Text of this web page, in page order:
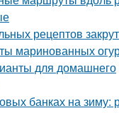
рецептов
маринованных
для домашнего
банках на зиму: